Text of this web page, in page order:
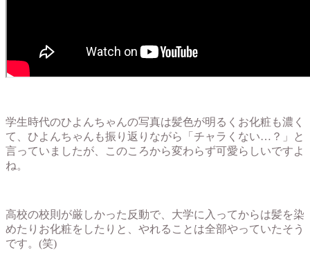
学生時代のひよんちゃんの写真は髪色が明るくお化粧も濃く
て、ひよんちゃんも振り返りながら「チャラくない…？」と
言っていましたが、このころから変わらず可愛らしいですよ
ね。
高校の校則が厳しかった反動で、大学に入ってからは髪を染
めたりお化粧をしたりと、やれることは全部やっていたそう
です。(笑)